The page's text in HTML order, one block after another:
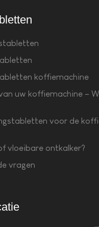
koffiemachine
uw koffiemachine –
voor de
vloeibare ontkalker?
vragen